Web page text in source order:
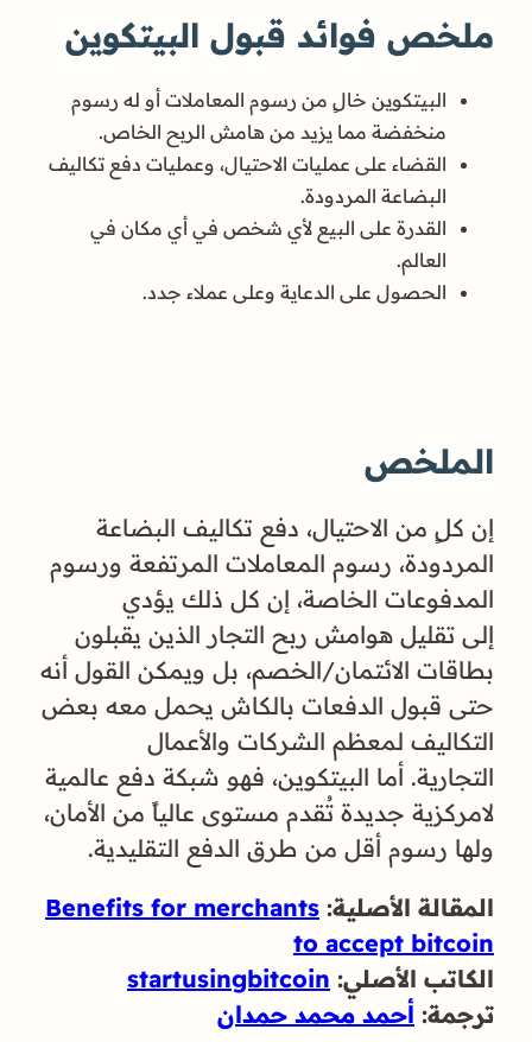
ملخص فوائد قبول البيتكوين
البيتكوين خالٍ من رسوم المعاملات أو له رسوم
منخفضة مما يزيد من هامش الربح الخاص.
القضاء على عمليات الاحتيال، وعمليات دفع تكاليف
البضاعة المردودة.
القدرة على البيع لأي شخص في أي مكان في
العالم.
الحصول على الدعاية وعلى عملاء جدد.
الملخص
إن كلٍ من الاحتيال، دفع تكاليف البضاعة
المردودة، رسوم المعاملات المرتفعة ورسوم
المدفوعات الخاصة، إن كل ذلك يؤدي
إلى تقليل هوامش ربح التجار الذين يقبلون
بطاقات الائتمان/الخصم، بل ويمكن القول أنه
حتى قبول الدفعات بالكاش يحمل معه بعض
التكاليف لمعظم الشركات والأعمال
التجارية. أما البيتكوين، فهو شبكة دفع عالمية
لامركزية جديدة تُقدم مستوى عالياً من الأمان،
ولها رسوم أقل من طرق الدفع التقليدية.
المقالة الأصلية: Benefits for merchants
to accept bitcoin
الكاتب الأصلي: startusingbitcoin
ترجمة: أحمد محمد حمدان